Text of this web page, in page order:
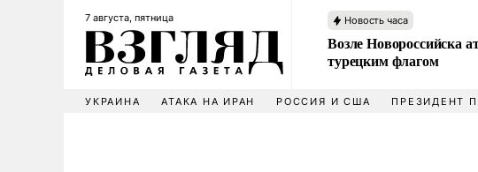
7 августа, пятница Новость часа
Возле Новороссийска
турецким флагом
УКРАИНА АТАКА НА ИРАН РОССИЯ И США ПРЕЗИДЕНТ